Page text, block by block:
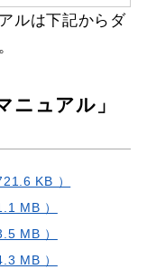
ルは下記からダ
ニュアル」
KB ）
MB ）
MB ）
MB ）